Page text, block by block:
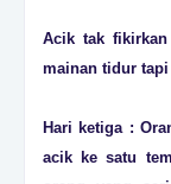
Acik tak
mainan tidur
Hari ketiga :
acik ke satu